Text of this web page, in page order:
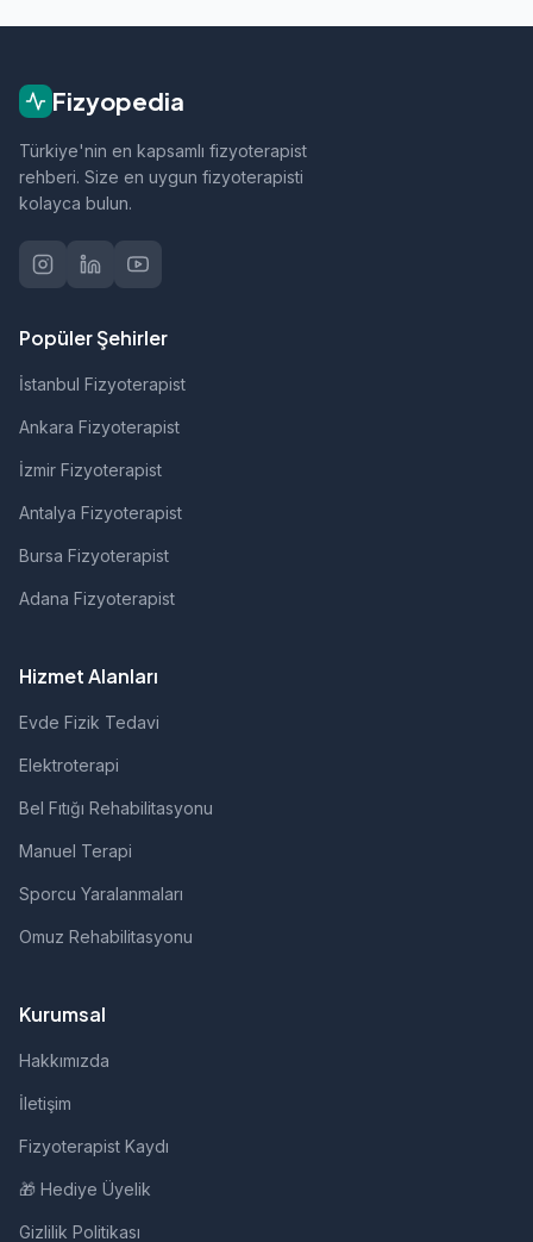
Fizyopedia
Türkiye'nin en kapsamlı fizyoterapist
rehberi. Size en uygun fizyoterapisti
kolayca bulun.
Popüler Şehirler
İstanbul Fizyoterapist
Ankara Fizyoterapist
İzmir Fizyoterapist
Antalya Fizyoterapist
Bursa Fizyoterapist
Adana Fizyoterapist
Hizmet Alanları
Evde Fizik Tedavi
Elektroterapi
Bel Fıtığı Rehabilitasyonu
Manuel Terapi
Sporcu Yaralanmaları
Omuz Rehabilitasyonu
Kurumsal
Hakkımızda
İletişim
Fizyoterapist Kaydı
🎁 Hediye Üyelik
Gizlilik Politikası